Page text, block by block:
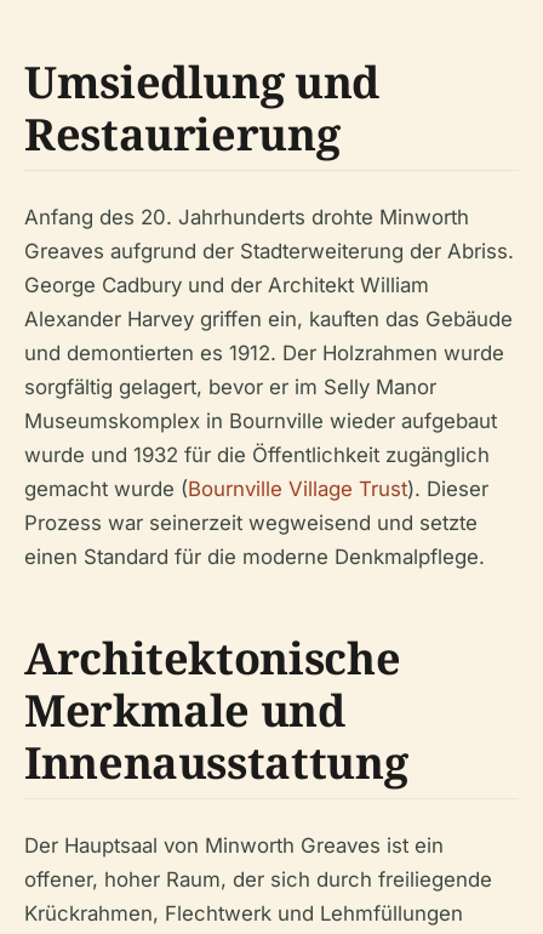
Umsiedlung und
Restaurierung
Anfang des 20. Jahrhunderts drohte Minworth
Greaves aufgrund der Stadterweiterung der Abriss.
George Cadbury und der Architekt William
Alexander Harvey griffen ein, kauften das Gebäude
und demontierten es 1912. Der Holzrahmen wurde
sorgfältig gelagert, bevor er im Selly Manor
Museumskomplex in Bournville wieder aufgebaut
wurde und 1932 für die Öffentlichkeit zugänglich
gemacht wurde (Bournville Village Trust). Dieser
Prozess war seinerzeit wegweisend und setzte
einen Standard für die moderne Denkmalpflege.
Architektonische
Merkmale und
Innenausstattung
Der Hauptsaal von Minworth Greaves ist ein
offener, hoher Raum, der sich durch freiliegende
Krückrahmen, Flechtwerk und Lehmfüllungen